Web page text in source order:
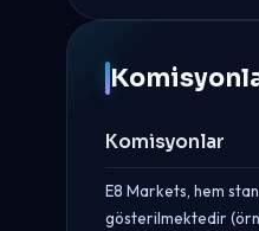
Komisyonlar
E8 Markets, hem
gösterilmektedir